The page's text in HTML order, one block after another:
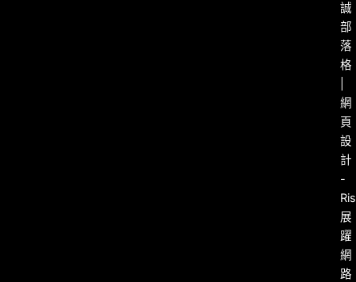
誠
部
落
格
網
頁
設
計
-
展
躍
網
路